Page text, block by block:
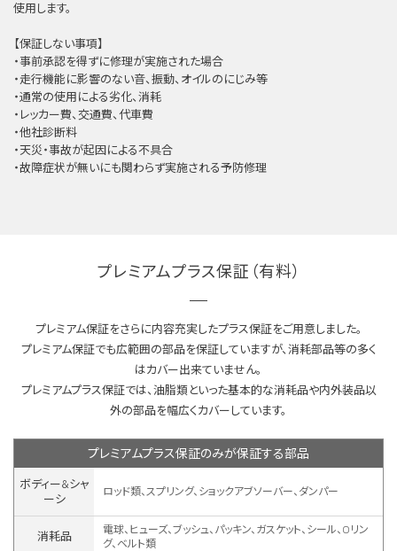
使用します。
【保証しない事項】
・事前承認を得ずに修理が実施された場合
・走行機能に影響のない音、振動、オイルのにじみ等
・通常の使用による劣化、消耗
・レッカー費、交通費、代車費
・他社診断料
・天災・事故が起因による不具合
・故障症状が無いにも関わらず実施される予防修理
プレミアムプラス保証（有料）
プレミアム保証をさらに内容充実したプラス保証をご用意しました。
プレミアム保証でも広範囲の部品を保証していますが、消耗部品等の多く
はカバー出来ていません。
プレミアムプラス保証では、油脂類といった基本的な消耗品や内外装品以
外の部品を幅広くカバーしています。
プレミアムプラス保証のみが保証する部品
ボディー&シャ
ーシ
ロッド類、スプリング、ショックアブソーバー、ダンパー
消耗品
電球、ヒューズ、ブッシュ、パッキン、ガスケット、シール、Oリン
グ、ベルト類